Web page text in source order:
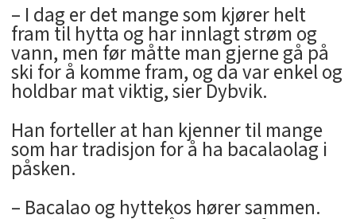
– I dag er det mange som kjører helt
fram til hytta og har innlagt strøm og
vann, men før måtte man gjerne gå på
ski for å komme fram, og da var enkel og
holdbar mat viktig, sier Dybvik.
Han forteller at han kjenner til mange
som har tradisjon for å ha bacalaolag i
påsken.
– Bacalao og hyttekos hører sammen.